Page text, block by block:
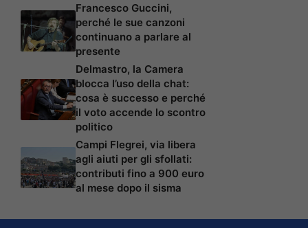
Francesco Guccini,
perché le sue canzoni
continuano a parlare al
presente
Delmastro, la Camera
blocca l’uso della chat:
cosa è successo e perché
il voto accende lo scontro
politico
Campi Flegrei, via libera
agli aiuti per gli sfollati:
contributi fino a 900 euro
al mese dopo il sisma